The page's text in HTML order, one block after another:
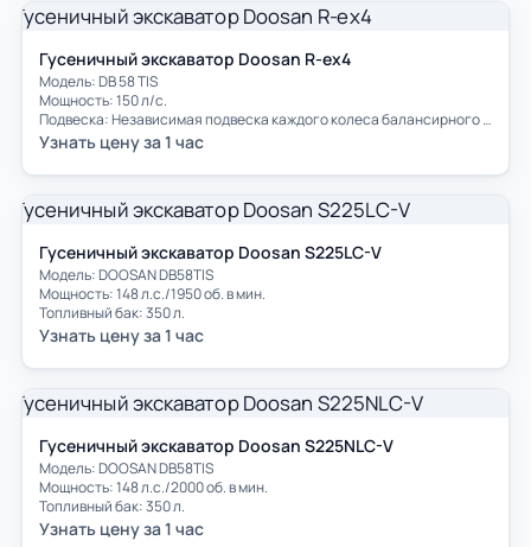
Гусеничный экскаватор Doosan R-ex4
Модель: DB 58 TIS
Мощность: 150 л/с.
Подвеска: Независимая подвеска каждого колеса балансирного типа.
Узнать цену за 1 час
Гусеничный экскаватор Doosan S225LC-V
Модель: DOOSAN DB58TIS
Мощность: 148 л.с./1950 об. в мин.
Топливный бак: 350 л.
Узнать цену за 1 час
Гусеничный экскаватор Doosan S225NLC-V
Модель: DOOSAN DB58TIS
Мощность: 148 л.с./2000 об. в мин.
Топливный бак: 350 л.
Узнать цену за 1 час